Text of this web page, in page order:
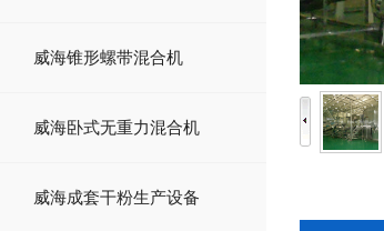
威海锥形螺带混合机
威海卧式无重力混合机
威海成套干粉生产设备